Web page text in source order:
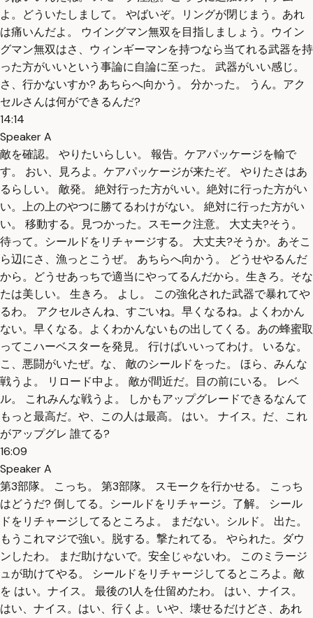
よ。どういたしまして。 やばいぞ。リングが閉じまう。あれ
は痛いんだよ。 ウイングマン無双を目指しましょう。ウイン
グマン無双はさ、ウィンギーマンを持つなら当てれる武器を持
った方がいいという事論に自論に至った。 武器がいい感じ。
さ、行かないすか? あちらへ向かう。 分かった。 うん。アク
セルさんは何ができるんだ?
14:14
Speaker A
敵を確認。 やりたいらしい。 報告。ケアパッケージを輸で
す。 おい、見ろよ。ケアパッケージが来たぞ。 やりたさはあ
るらしい。 敵発。 絶対行った方がいい。絶対に行った方がい
い。上の上のやつに勝てるわけがない。 絶対に行った方がい
い。 移動する。見つかった。スモーク注意。 大丈夫?そう。
待って。シールドをリチャージする。 大丈夫?そうか。あそこ
ら辺にさ、漁っとこうぜ。 あちらへ向かう。 どうせやるんだ
から。どうせあっちで適当にやってるんだから。生きろ。そな
たは美しい。 生きろ。 よし。 この強化された武器で暴れてや
るわ。 アクセルさんね、すごいね。早くなるね。よくわかん
ない。早くなる。よくわかんないもの出してくる。あの蜂蜜取
ってこハーベスターを発見。 行けばいいってわけ。 いるな。
こ、悪闘がいたぜ。な、 敵のシールドをった。 ほら、みんな
戦うよ。 リロード中よ。 敵が間近だ。目の前にいる。 レベ
ル。 これみんな戦うよ。 しかもアップグレードできるなんて
もっと最高だ。や、この人は最高。 はい。 ナイス。だ、これ
がアップグレ 誰てる?
16:09
Speaker A
第3部隊。 こっち。 第3部隊。 スモークを行かせる。 こっち
はどうだ? 倒してる。シールドをリチャージ。了解。 シール
ドをリチャージしてるところよ。 まだない。シルド。 出た。
もうこれマジで強い。脱する。撃たれてる。 やられた。ダウ
ンしたわ。 まだ助けないで。安全じゃないわ。 このミラージ
ュが助けてやる。 シールドをリチャージしてるところよ。敵
を はい。ナイス。 最後の1人を仕留めたわ。 はい、ナイス。
はい、ナイス。はい、行くよ。いや、壊せるだけどさ、あれ